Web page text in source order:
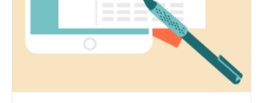
КАК ЭТО РАБОТАЕТ
анонимно рассказал, как устроены